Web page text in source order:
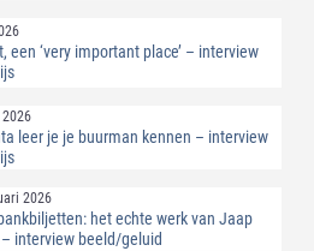
een ‘very important place’ – interview
leer je je buurman kennen – interview
2026
het echte werk van Jaap
interview beeld/geluid